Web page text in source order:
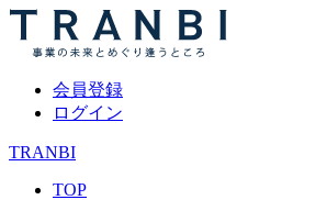
会員登録
ログイン
TRANBI
TOP